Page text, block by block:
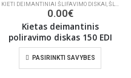
KIETI DEIMANTINIAI ŠLIFAVIMO DISKAI,ŠLIFAVIMO/POLIRAVIMO INSTRUMENTAI
0.00€
Kietas deimantinis
poliravimo diskas 150 EDI
PASIRINKTI SAVYBES